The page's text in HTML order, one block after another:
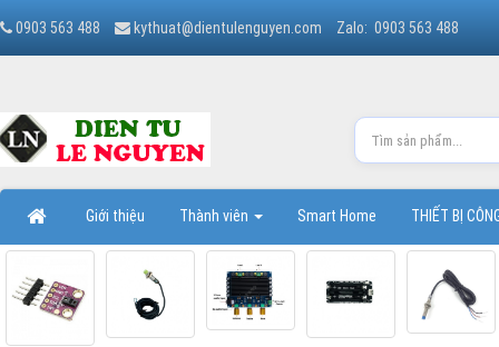
0903 563 488 kythuat@dientulenguyen.com Zalo: 0903 563 488
Giới thiệu Thành viên Smart Home THIẾT BỊ